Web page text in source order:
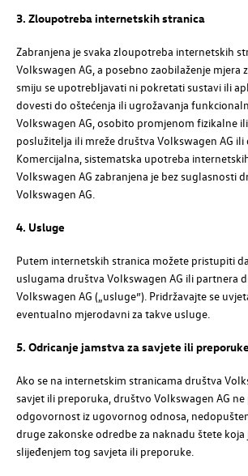
3. Zloupotreba internetskih stranica
Zabranjena je svaka zloupotreba internetskih
Volkswagen AG, a posebno zaobilaženje mjera
smiju se upotrebljavati ni pokretati sustavi ili
dovesti do oštećenja ili ugrožavanja
Volkswagen AG, osobito promjenom fizikalne
poslužitelja ili mreže društva Volkswagen AG ili
Komercijalna, sistematska upotreba
Volkswagen AG zabranjena je bez suglasnosti
Volkswagen AG.
4. Usluge
Putem internetskih stranica možete pristupiti
uslugama društva Volkswagen AG ili partnera
Volkswagen AG („usluge”). Pridržavajte se
eventualno mjerodavni za takve usluge.
5. Odricanje jamstva za savjete ili preporuke
Ako se na internetskim stranicama društva
savjet ili preporuka, društvo Volkswagen AG ne
odgovornost iz ugovornog odnosa,
druge zakonske odredbe za naknadu štete koja
slijeđenjem tog savjeta ili preporuke.